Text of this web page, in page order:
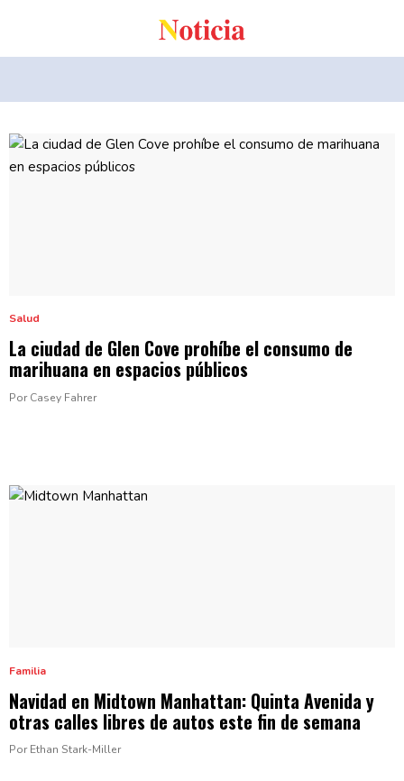
Salud
La ciudad de Glen Cove prohíbe el consumo de
marihuana en espacios públicos
Por Casey Fahrer
Familia
Navidad en Midtown Manhattan: Quinta Avenida y
otras calles libres de autos este fin de semana
Por Ethan Stark-Miller